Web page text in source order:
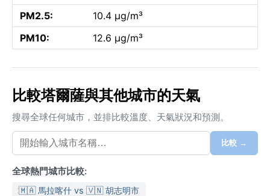
PM2.5:
10.4 µg/m³
PM10:
12.6 µg/m³
比較塔爾薩與其他城市的天氣
搜尋全球任何城市，並排比較溫度、天氣狀況和預測。
比較 →
全球熱門城市比較:
🇲🇦 馬拉喀什 vs 🇻🇳 胡志明市